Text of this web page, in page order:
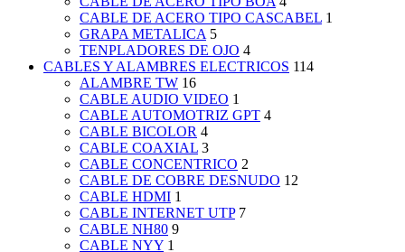
CABLE DE ACERO TIPO CASCABEL 1
GRAPA METALICA 5
TENPLADORES DE OJO 4
CABLES Y ALAMBRES ELECTRICOS 114
ALAMBRE TW 16
CABLE AUDIO VIDEO 1
CABLE AUTOMOTRIZ GPT 4
CABLE BICOLOR 4
CABLE COAXIAL 3
CABLE CONCENTRICO 2
CABLE DE COBRE DESNUDO 12
CABLE HDMI 1
CABLE INTERNET UTP 7
CABLE NH80 9
CABLE NYY 1